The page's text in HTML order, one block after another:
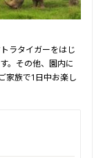
ラタイガーをはじ
。その他、園内に
家族で1日中お楽し